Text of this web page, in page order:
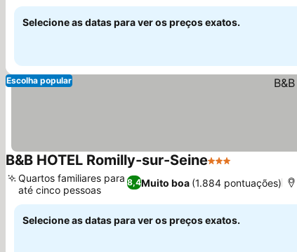
Selecione as datas para ver os preços exatos.
Escolha popular
B&B HOTEL Romilly-sur-Seine3 Estrelas
8,4Muito boa (1.884 pontuações)
Quartos familiares para
até cinco pessoas
Selecione as datas para ver os preços exatos.